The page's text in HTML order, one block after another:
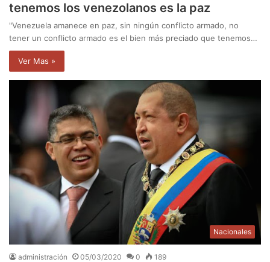
tenemos los venezolanos es la paz
"Venezuela amanece en paz, sin ningún conflicto armado, no
tener un conflicto armado es el bien más preciado que tenemos…
Ver Mas »
Nacionales
administración 05/03/2020 0 189